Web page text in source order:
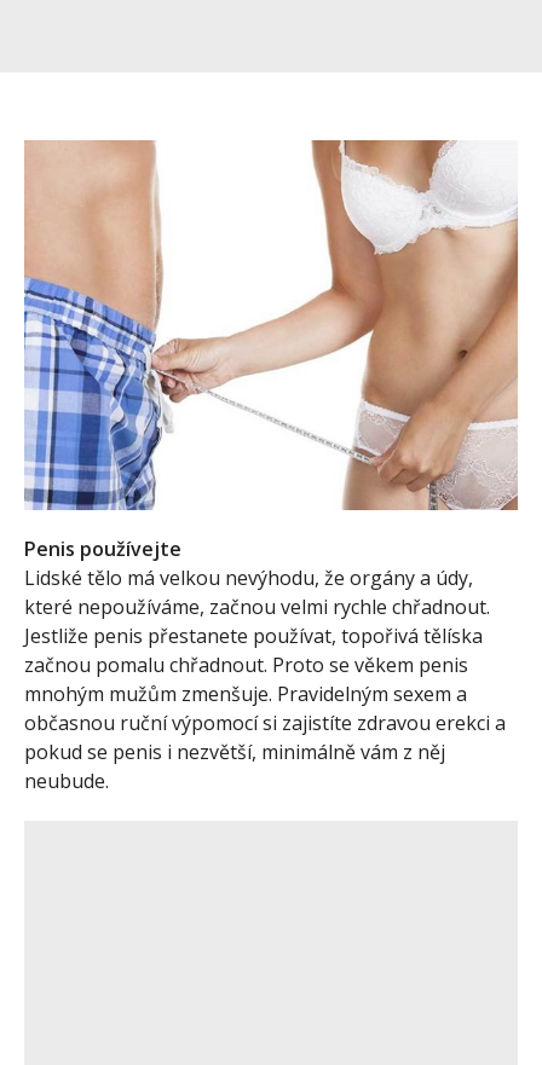
Penis používejte
Lidské tělo má velkou nevýhodu, že orgány a údy,
které nepoužíváme, začnou velmi rychle chřadnout.
Jestliže penis přestanete používat, topořivá tělíska
začnou pomalu chřadnout. Proto se věkem penis
mnohým mužům zmenšuje. Pravidelným sexem a
občasnou ruční výpomocí si zajistíte zdravou erekci a
pokud se penis i nezvětší, minimálně vám z něj
neubude.